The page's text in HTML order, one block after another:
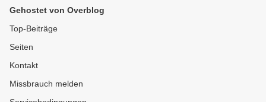
Leistung aller Beteiligten
Gehostet von Overblog
Top-Beiträge
Seiten
Kontakt
Missbrauch melden